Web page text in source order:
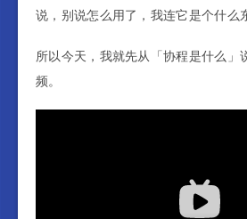
说，别说怎么用了，我连它是个什么
所以今天，我就先从「协程是什么」
频。